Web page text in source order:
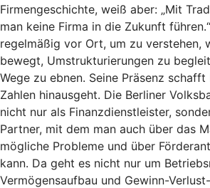
Firmengeschichte, weiß aber: „Mit
man keine Firma in die Zukunft
regelmäßig vor Ort, um zu verstehen,
bewegt, Umstrukturierungen zu
Wege zu ebnen. Seine Präsenz
Zahlen hinausgeht. Die Berliner
nicht nur als Finanzdienstleister,
Partner, mit dem man auch über das
mögliche Probleme und über
kann. Da geht es nicht nur um
Vermögensaufbau und Gewinn-